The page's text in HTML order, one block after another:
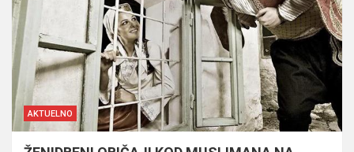
AKTUELNO